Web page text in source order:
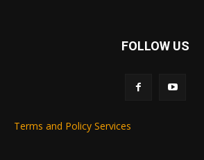
FOLLOW US
Terms and Policy Services